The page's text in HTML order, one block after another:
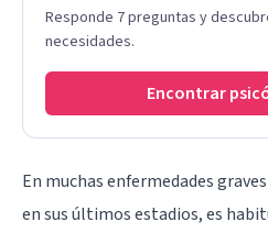
Responde 7 preguntas y
necesidades.
Encontrar
En muchas enfermedades
en sus últimos estadios, es